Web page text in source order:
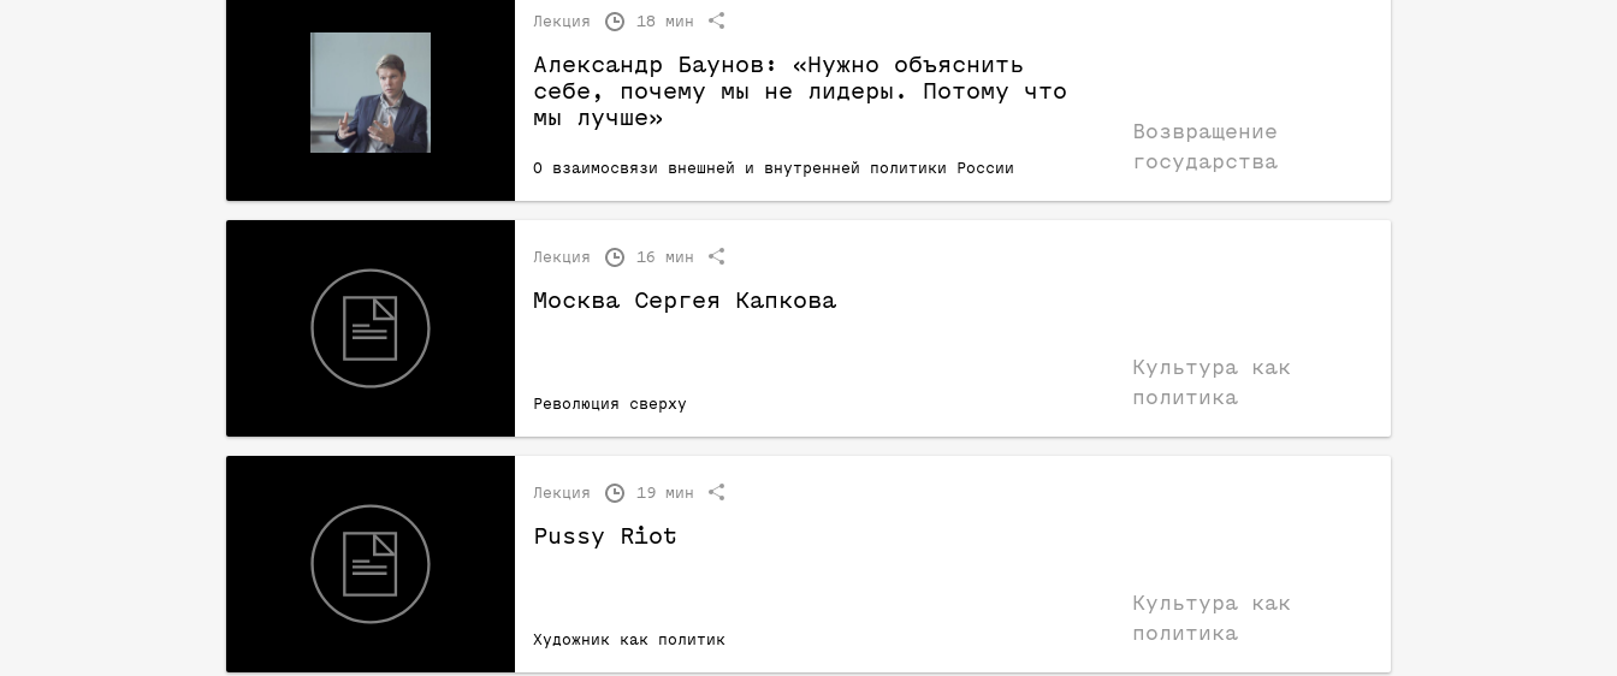
Лекция 18 мин
Александр Баунов: «Нужно объяснить
себе, почему мы не лидеры. Потому что
мы лучше»
О взаимосвязи внешней и внутренней политики России
Возвращение
государства
Лекция 16 мин
Москва Сергея Капкова
Революция сверху
Культура как
политика
Лекция 19 мин
Pussy Riot
Художник как политик
Культура как
политика